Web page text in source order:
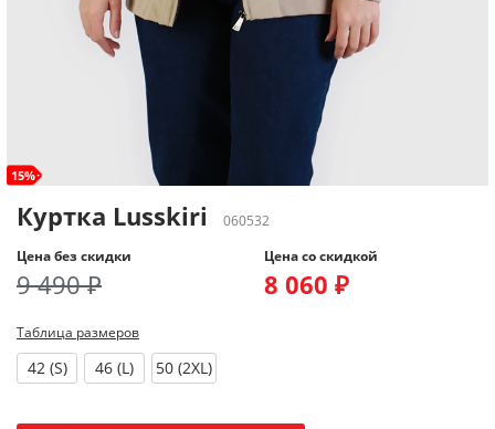
15%
Куртка Lusskiri
060532
Цена без скидки
9 490 ₽
Цена со скидкой
8 060 ₽
Таблица размеров
42 (S) 46 (L) 50 (2XL)